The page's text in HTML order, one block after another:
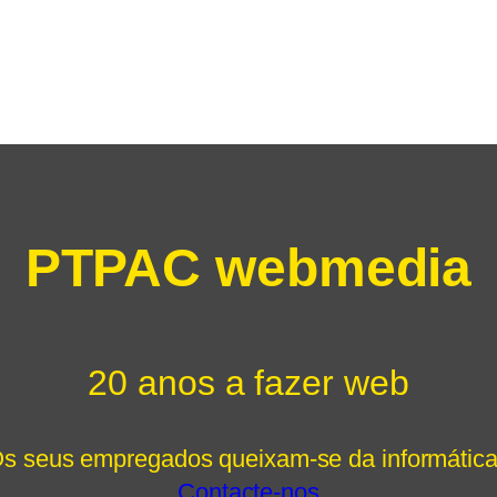
PTPAC webmedia
20 anos a fazer web
seus empregados queixam-se da